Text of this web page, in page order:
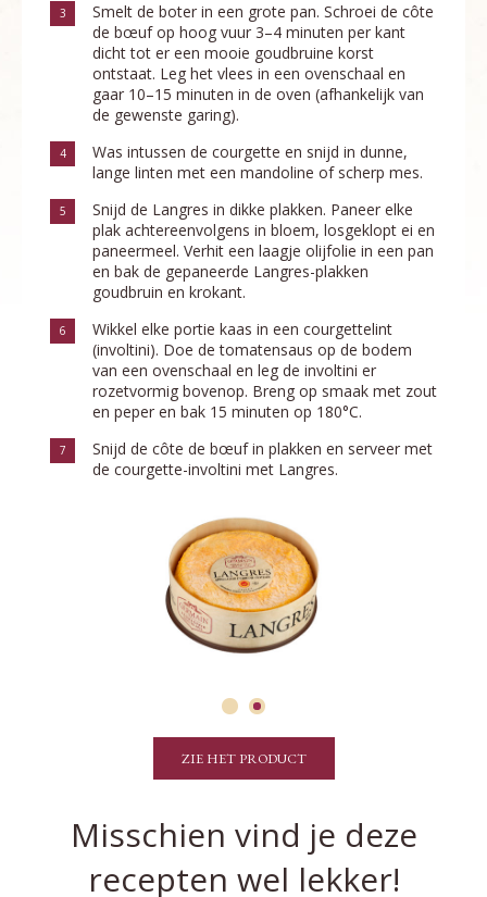
3
Smelt de boter in een grote pan. Schroei de côte
de bœuf op hoog vuur 3–4 minuten per kant
dicht tot er een mooie goudbruine korst
ontstaat. Leg het vlees in een ovenschaal en
gaar 10–15 minuten in de oven (afhankelijk van
de gewenste garing).
4
Was intussen de courgette en snijd in dunne,
lange linten met een mandoline of scherp mes.
5
Snijd de Langres in dikke plakken. Paneer elke
plak achtereenvolgens in bloem, losgeklopt ei en
paneermeel. Verhit een laagje olijfolie in een pan
en bak de gepaneerde Langres-plakken
goudbruin en krokant.
6
Wikkel elke portie kaas in een courgettelint
(involtini). Doe de tomatensaus op de bodem
van een ovenschaal en leg de involtini er
rozetvormig bovenop. Breng op smaak met zout
en peper en bak 15 minuten op 180°C.
7
Snijd de côte de bœuf in plakken en serveer met
de courgette-involtini met Langres.
ZIE HET PRODUCT
Misschien vind je deze
recepten wel lekker!